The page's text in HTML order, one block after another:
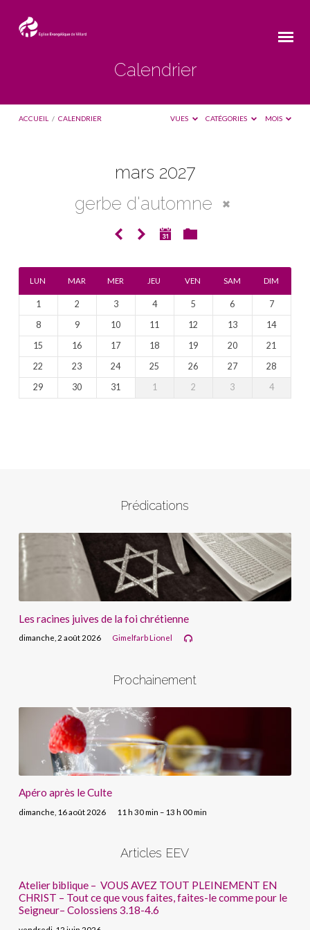
Calendrier
ACCUEIL / CALENDRIER VUES CATÉGORIES MOIS
mars 2027
gerbe d'automne
LUN MAR MER JEU VEN SAM DIM
1 2 3 4 5 6
7
8
9 10 11 12 13
14
15
16 17 18 19 20
21
22
23 24 25 26 27
28
29
30 31 1 2 3 4
Prédications
Les racines juives de la foi chrétienne
dimanche, 2 août 2026 Gimelfarb Lionel
Prochainement
Apéro après le Culte
dimanche, 16 août 2026 11 h 30 min – 13 h 00 min
Articles EEV
Atelier biblique – VOUS AVEZ TOUT PLEINEMENT EN
CHRIST – Tout ce que vous faites, faites-le comme pour le
Seigneur– Colossiens 3.18-4.6